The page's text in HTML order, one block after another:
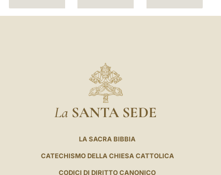
La SANTA SEDE
LA SACRA BIBBIA
CATECHISMO DELLA CHIESA CATTOLICA
CODICI DI DIRITTO CANONICO